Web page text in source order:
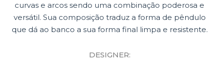
curvas e arcos sendo uma combinação poderosa e
versátil. Sua composição traduz a forma de pêndulo
que dá ao banco a sua forma final limpa e resistente.
DESIGNER: